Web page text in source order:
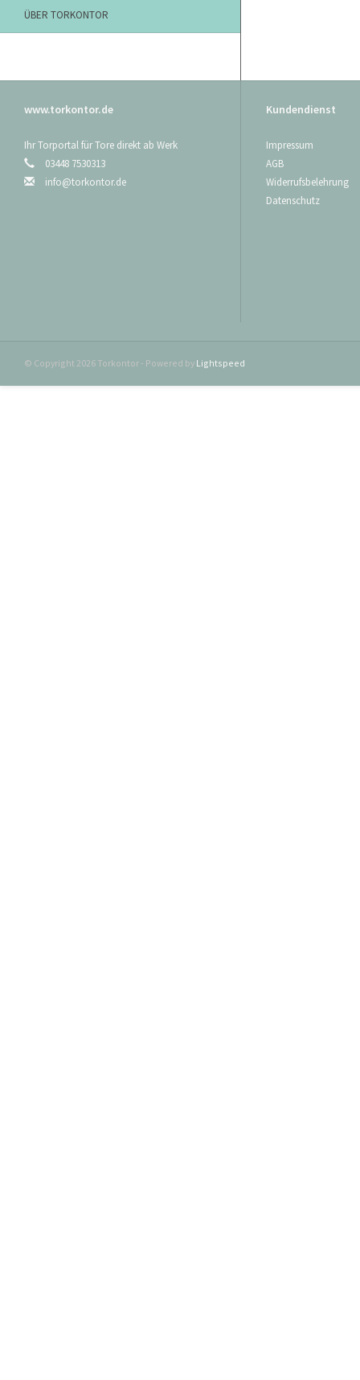
ÜBER TORKONTOR
www.torkontor.de
Ihr Torportal für Tore direkt ab Werk
03448 7530313
info@torkontor.de
Kundendienst
Impressum
AGB
Widerrufsbelehrung
Datenschutz
© Copyright 2026 Torkontor - Powered by Lightspeed